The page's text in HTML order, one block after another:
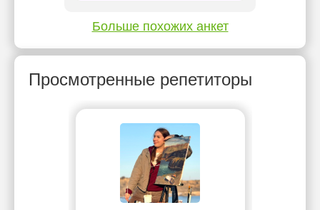
Больше похожих анкет
Просмотренные репетиторы